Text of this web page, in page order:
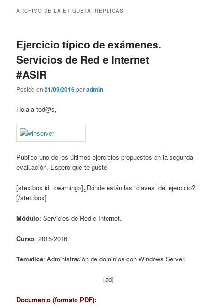
ARCHIVO DE LA ETIQUETA: REPLICAS
Ejercicio típico de exámenes.
Servicios de Red e Internet
#ASIR
Posted on21/03/2016poradmin
Hola a tod@s,
Publico uno de los últimos ejercicios propuestos en la segunda
evaluación. Espero que te guste.
[stextbox id=»warning»]¿Dónde están las “claves” del ejercicio?
[/stextbox]
Módulo: Servicios de Red e Internet.
Curso: 2015/2016
Temática: Administración de dominios con Windows Server.
[ad]
Documento (formato PDF):